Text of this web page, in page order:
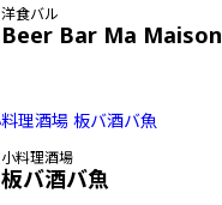
洋食バル
Beer Bar Ma Maison
小料理酒場
板バ酒バ魚